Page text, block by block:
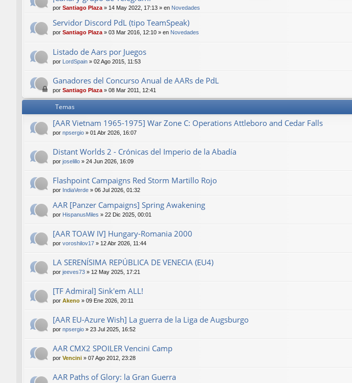
por Santiago Plaza» 14 May 2022, 17:13 » en Novedades
Servidor Discord PdL (tipo TeamSpeak)
por Santiago Plaza» 03 Mar 2016, 12:10 » en Novedades
Listado de Aars por Juegos
por LordSpain » 02 Ago 2015, 11:53
Ganadores del Concurso Anual de AARs de PdL
por Santiago Plaza » 08 Mar 2011, 12:41
Temas
[AAR Vietnam 1965-1975] War Zone C: Operations Attleboro and Cedar Falls
por npsergio » 01 Abr 2026, 16:07
Distant Worlds 2 - Crónicas del Imperio de la Abadía
por joselillo » 24 Jun 2026, 16:09
Flashpoint Campaigns Red Storm Martillo Rojo
por IndiaVerde » 06 Jul 2026, 01:32
AAR [Panzer Campaigns] Spring Awakening
por HispanusMiles » 22 Dic 2025, 00:01
[AAR TOAW IV] Hungary-Romania 2000
por voroshilov17 » 12 Abr 2026, 11:44
LA SERENÍSIMA REPÚBLICA DE VENECIA (EU4)
por jeeves73 » 12 May 2025, 17:21
[TF Admiral] Sink'em ALL!
por Akeno » 09 Ene 2026, 20:11
[AAR EU-Azure Wish] La guerra de la Liga de Augsburgo
por npsergio » 23 Jul 2025, 16:52
AAR CMX2 SPOILER Vencini Camp
por Vencini » 07 Ago 2012, 23:28
AAR Paths of Glory: la Gran Guerra